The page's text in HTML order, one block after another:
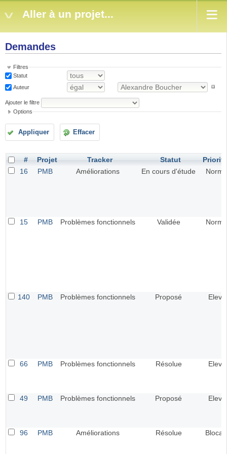
Aller à un projet...
Demandes
Filtres
Statut
Auteur
Ajouter le filtre
Options
Appliquer Effacer
# Projet Tracker Statut
Priorité
16
PMB Améliorations En cours d'étude
15 PMB Problèmes fonctionnels Validée
140 PMB Problèmes fonctionnels Proposé Elevé
66 PMB Problèmes fonctionnels Résolue Elevé
49 PMB Problèmes fonctionnels Proposé Elevé
96 PMB Améliorations Résolue